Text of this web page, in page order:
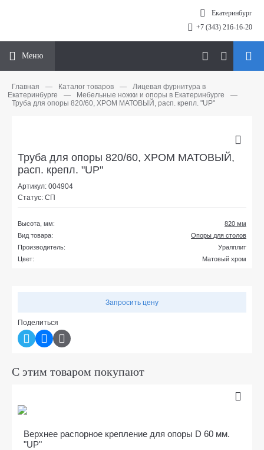
Екатеринбург
+7 (343) 216-16-20
Меню
Главная — Каталог товаров —
Лицевая фурнитура в
Екатеринбурге
— Мебельные ножки и опоры в Екатеринбурге
—
Труба для опоры 820/60, ХРОМ МАТОВЫЙ, расп. крепл. "UP"
Труба для опоры 820/60, ХРОМ МАТОВЫЙ,
расп. крепл. "UP"
Артикул: 004904
Статус: СП
Высота, мм:
820 мм
Вид товара:
Опоры для столов
Производитель:
Уралплит
Цвет:
Матовый хром
Запросить цену
Поделиться
С этим товаром покупают
Верхнее распорное крепление для опоры D 60 мм.
"UP"